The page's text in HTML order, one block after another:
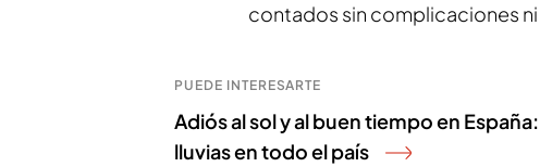
contados sin complicaciones
PUEDE INTERESARTE
Adiós al sol y al buen tiempo en
lluvias en todo el país